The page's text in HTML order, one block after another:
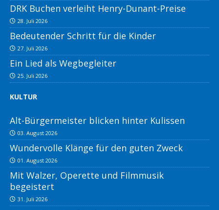
DRK Buchen verleiht Henry-Dunant-Preise
28. Juli 2026
Bedeutender Schritt für die Kinder
27. Juli 2026
Ein Lied als Wegbegleiter
25. Juli 2026
KULTUR
Alt-Bürgermeister blicken hinter Kulissen
03. August 2026
Wundervolle Klänge für den guten Zweck
01. August 2026
Mit Walzer, Operette und Filmmusik
begeistert
31. Juli 2026